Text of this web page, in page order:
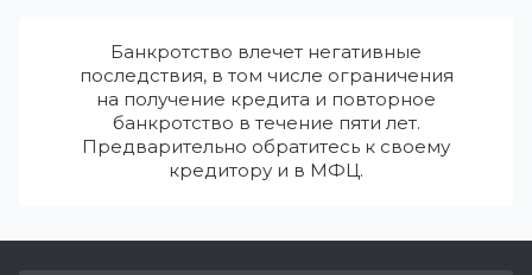
Банкротство влечет негативные
последствия, в том числе ограничения
на получение кредита и повторное
банкротство в течение пяти лет.
Предварительно обратитесь к своему
кредитору и в МФЦ.